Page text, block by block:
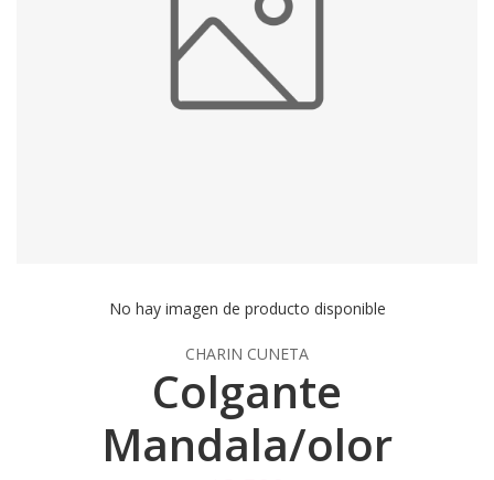
No hay imagen de producto disponible
CHARIN CUNETA
Colgante
Mandala/olor